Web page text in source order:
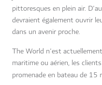
pittoresques en plein air.
devraient également ouvrir
dans un avenir proche.
The World n'est
maritime ou aérien, les
promenade en bateau de 15